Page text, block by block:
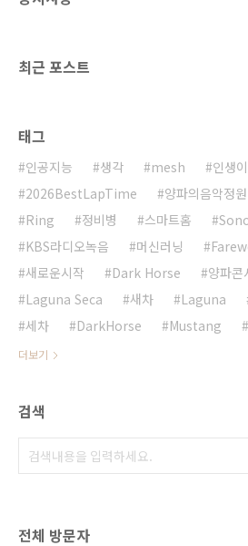
최근 포스트
태그
인공지능 생각 mesh
인생
2026BestLapTime
양파의음악정원
Ring
정비병 스마트홈
KBS라디오녹음
머신러닝
새로운시작
Dark Horse 양파콘
Laguna Seca
새차 Laguna
세차
DarkHorse Mustang
더보기
검색
전체 방문자